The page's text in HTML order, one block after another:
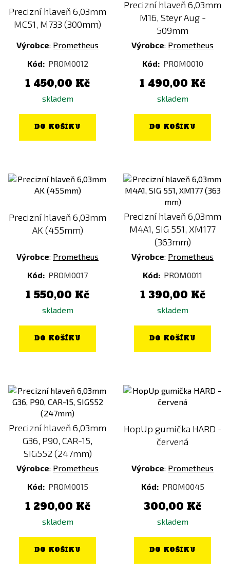
Precizní hlaveň 6,03mm
MC51, M733 (300mm)
Výrobce: Prometheus
Kód: PROM0012
1 450,00 Kč
skladem
DO KOŠÍKU
Precizní hlaveň 6,03mm
M16, Steyr Aug -
509mm
Výrobce: Prometheus
Kód: PROM0010
1 490,00 Kč
skladem
DO KOŠÍKU
Precizní hlaveň 6,03mm
AK (455mm)
Výrobce: Prometheus
Kód: PROM0017
1 550,00 Kč
skladem
DO KOŠÍKU
Precizní hlaveň 6,03mm
M4A1, SIG 551, XM177
(363mm)
Výrobce: Prometheus
Kód: PROM0011
1 390,00 Kč
skladem
DO KOŠÍKU
Precizní hlaveň 6,03mm
G36, P90, CAR-15,
SIG552 (247mm)
Výrobce: Prometheus
Kód: PROM0015
1 290,00 Kč
skladem
DO KOŠÍKU
HopUp gumička HARD -
červená
Výrobce: Prometheus
Kód: PROM0045
300,00 Kč
skladem
DO KOŠÍKU